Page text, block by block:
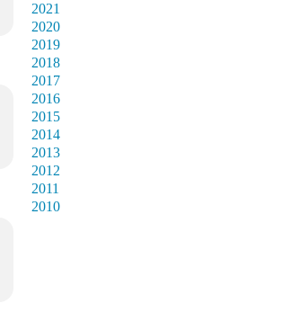
2021
2020
2019
2018
2017
2016
2015
2014
2013
2012
2011
2010